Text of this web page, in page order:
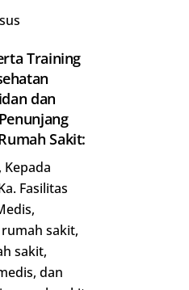
Training
dan
Sakit:
Kepada
Fasilitas
sakit,
sakit,
dan